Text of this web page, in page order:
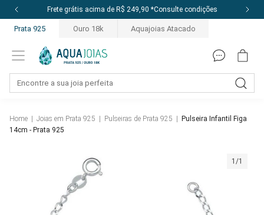
Frete grátis acima de R$ 249,90 *Consulte condições
Prata 925 Ouro 18k Aquajoias Atacado
Home Joias em Prata 925 Pulseiras de Prata 925
Pulseira Infantil Figa
14cm - Prata 925
1/1